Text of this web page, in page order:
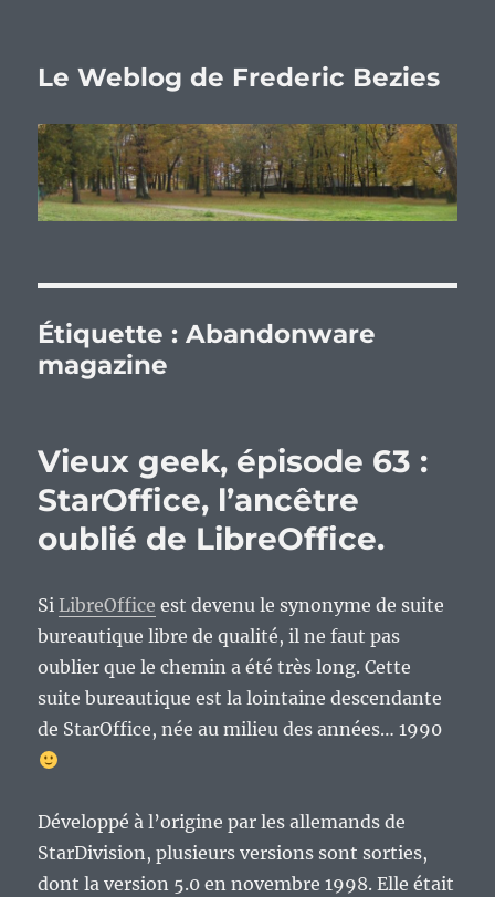
Le Weblog de Frederic Bezies
Étiquette :Abandonware
magazine
Vieux geek, épisode 63 :
StarOffice, l’ancêtre
oublié de LibreOffice.
Si LibreOffice est devenu le synonyme de suite
bureautique libre de qualité, il ne faut pas
oublier que le chemin a été très long. Cette
suite bureautique est la lointaine descendante
de StarOffice, née au milieu des années… 1990
Développé à l’origine par les allemands de
StarDivision, plusieurs versions sont sorties,
dont la version 5.0 en novembre 1998. Elle était